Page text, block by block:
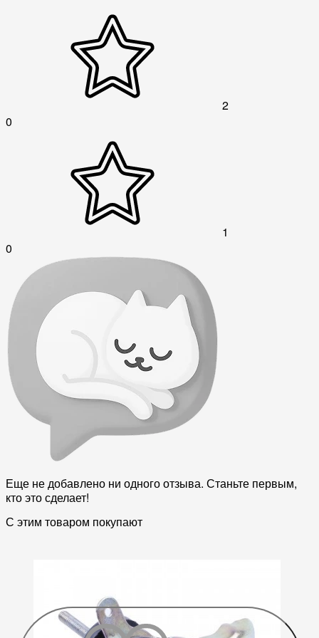
2
0
1
0
Еще не добавлено ни одного отзыва. Станьте первым,
кто это сделает!
С этим товаром покупают